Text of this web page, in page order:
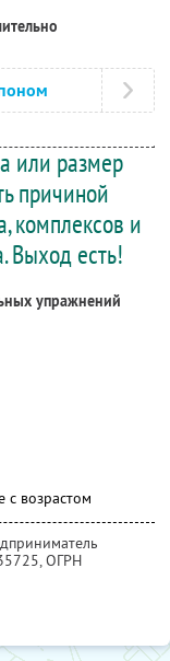
или размер
причиной
комплексов и
Выход есть!
упражнений
с возрастом
, ОГРН